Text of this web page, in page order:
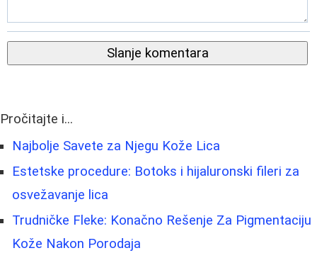
Slanje komentara
Pročitajte i...
Najbolje Savete za Njegu Kože Lica
Estetske procedure: Botoks i hijaluronski fileri za
osvežavanje lica
Trudničke Fleke: Konačno Rešenje Za Pigmentaciju
Kože Nakon Porodaja